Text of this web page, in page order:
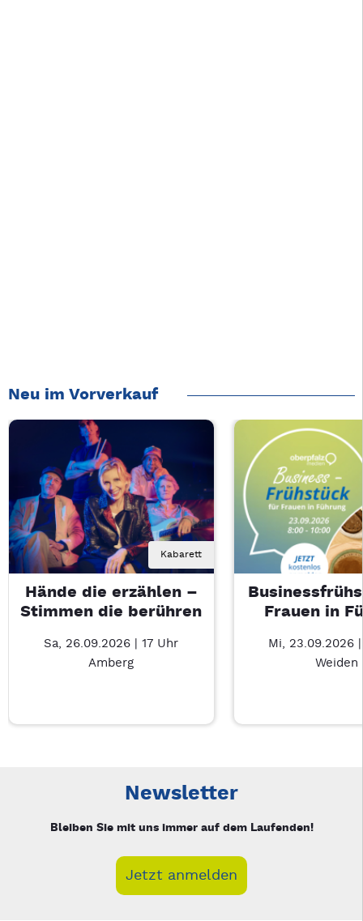
Neu im Vorverkauf
Kabarett
Hände die erzählen –
Stimmen die berühren
Sa, 26.09.2026 | 17 Uhr
Amberg
Frauen in
Mi, 23.09.2026
Weiden
Newsletter
Bleiben Sie mit uns immer auf dem Laufenden!
Jetzt anmelden